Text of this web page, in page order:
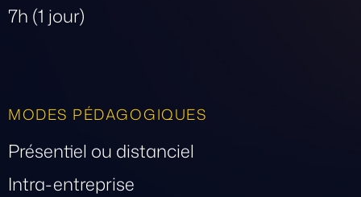
7h (1 jour)
MODES PÉDAGOGIQUES
Présentiel ou distanciel
Intra-entreprise